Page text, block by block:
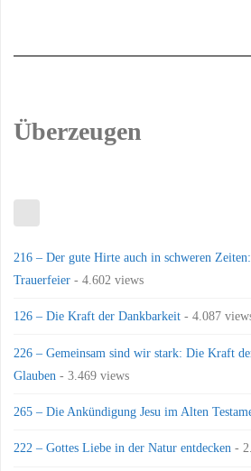
Überzeugen
216 – Der gute Hirte auch in schweren
Trauerfeier - 4.602 views
126 – Die Kraft der Dankbarkeit - 4.087
226 – Gemeinsam sind wir stark: Die Kraft
Glauben - 3.469 views
265 – Die Ankündigung Jesu im Alten
222 – Gottes Liebe in der Natur entdecken -